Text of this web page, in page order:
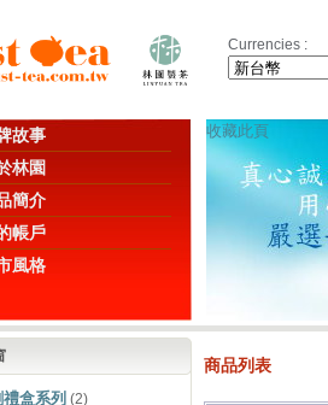
Currencies :
故事
林園
簡介
帳戶
風格
收藏此頁
盒系列 (2)
商品列表